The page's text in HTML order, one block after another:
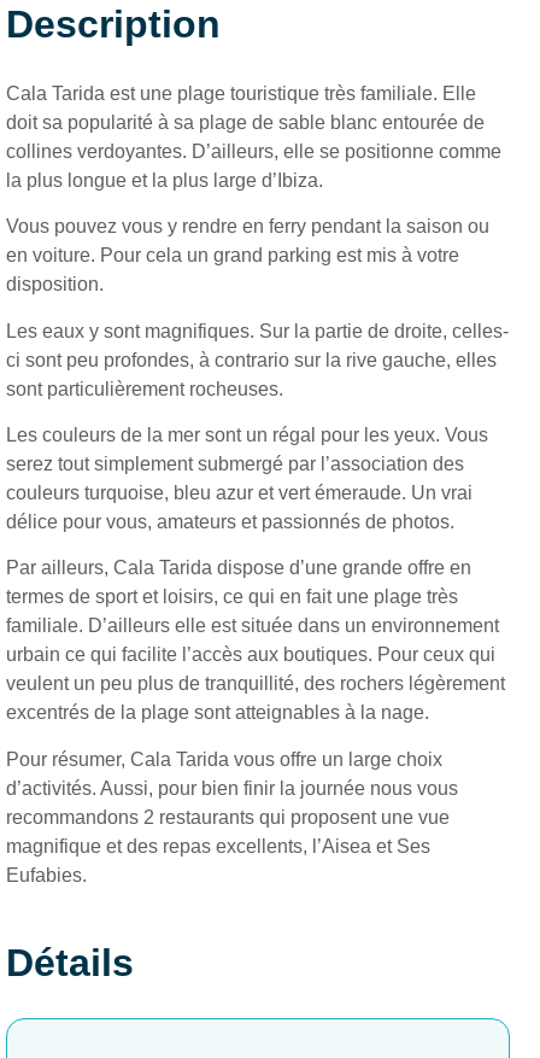
Description
Cala Tarida est une plage touristique très familiale. Elle
doit sa popularité à sa plage de sable blanc entourée de
collines verdoyantes. D’ailleurs, elle se positionne comme
la plus longue et la plus large d’Ibiza.
Vous pouvez vous y rendre en ferry pendant la saison ou
en voiture. Pour cela un grand parking est mis à votre
disposition.
Les eaux y sont magnifiques. Sur la partie de droite, celles-
ci sont peu profondes, à contrario sur la rive gauche, elles
sont particulièrement rocheuses.
Les couleurs de la mer sont un régal pour les yeux. Vous
serez tout simplement submergé par l’association des
couleurs turquoise, bleu azur et vert émeraude. Un vrai
délice pour vous, amateurs et passionnés de photos.
Par ailleurs, Cala Tarida dispose d’une grande offre en
termes de sport et loisirs, ce qui en fait une plage très
familiale. D’ailleurs elle est située dans un environnement
urbain ce qui facilite l’accès aux boutiques. Pour ceux qui
veulent un peu plus de tranquillité, des rochers légèrement
excentrés de la plage sont atteignables à la nage.
Pour résumer, Cala Tarida vous offre un large choix
d’activités. Aussi, pour bien finir la journée nous vous
recommandons 2 restaurants qui proposent une vue
magnifique et des repas excellents, l’Aisea et Ses
Eufabies.
Détails